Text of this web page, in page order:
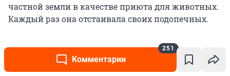
Комментарии
251
частной земли в качестве приюта для животных.
Каждый раз она отстаивала своих подопечных.